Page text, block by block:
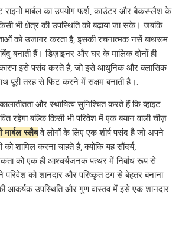
राइनो मार्बल का उपयोग फर्श, काउंटर और बैकस्प्लैश के
भी क्षेत्र की उपस्थिति को बढ़ाया जा सके। जबकि
को उजागर करता है, इसकी रचनात्मक नसें बाथरूम
बनाती हैं। डिज़ाइनर और घर के मालिक दोनों ही
इसे पसंद करते हैं, जो इसे आधुनिक और क्लासिक
पूरी तरह से फिट करने में सक्षम बनाती है।.
और स्थायित्व सुनिश्चित करते हैं कि व्हाइट
रहेगा बल्कि किसी भी परिवेश में एक बयान वाली चीज़
मार्बल स्लैबवे लोगों के लिए एक शीर्ष पसंद है जो अपने
को शामिल करना चाहते हैं, क्योंकि यह सौंदर्य,
को एक ही आश्चर्यजनक पत्थर में निर्बाध रूप से
परिवेश को शानदार और परिष्कृत ढंग से बेहतर बनाना
आकर्षक उपस्थिति और गुण वास्तव में इसे एक शानदार